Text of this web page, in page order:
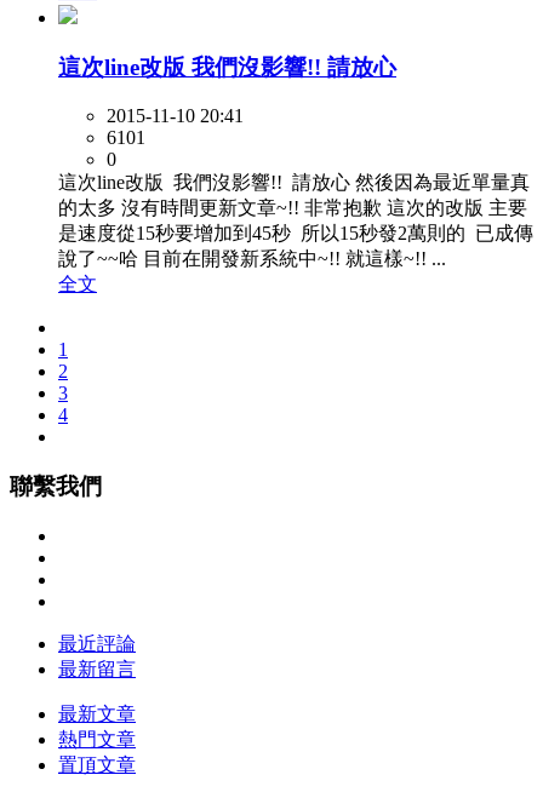
這次line改版 我們沒影響!! 請放心
2015-11-10 20:41
6101
0
這次line改版 我們沒影響!! 請放心 然後因為最近單量真
的太多 沒有時間更新文章~!! 非常抱歉 這次的改版 主要
是速度從15秒要增加到45秒 所以15秒發2萬則的 已成傳
說了~~哈 目前在開發新系統中~!! 就這樣~!! ...
全文
1
2
3
4
聯繫我們
最近評論
最新留言
最新文章
熱門文章
置頂文章